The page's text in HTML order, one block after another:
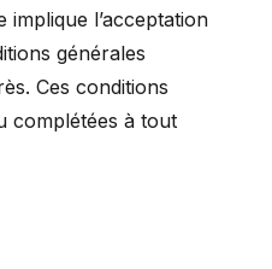
implique l’acceptation
générales
Ces conditions
complétées à tout